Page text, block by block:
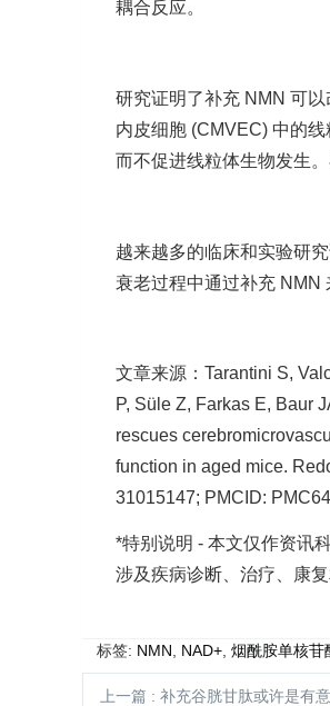
耦合反应。
研究证明了补充 NMN 可
内皮细胞 (CMVEC) 中的
而不促进线粒体生物发生
越来越多的临床和实验研
衰老过程中通过补充 NMN
文章来源：Tarantini S,
P, Süle Z, Farkas E, Baur
rescues
function in aged mice.
31015147; PMCID:
*特别说明 - 本文仅作资讯
涉及疾病诊断、治疗、康
标签: NMN NAD+ 烟酰胺单核苷
上一篇 : 补充谷胱甘肽或许是有